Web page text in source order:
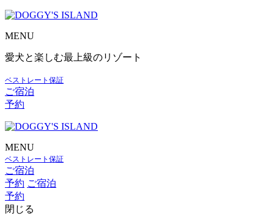
MENU
愛犬と楽しむ最上級のリゾート
ベストレート保証
ご宿泊
予約
MENU
ベストレート保証
ご宿泊
予約 ご宿泊
予約
閉じる